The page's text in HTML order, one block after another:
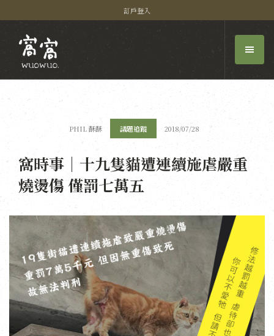
訂戶登入
PHIL 酥酥 議題追蹤 2018/07/28
窩時事｜十九隻貓遭連續施虐嚴重
燒燙傷 僅罰七萬五